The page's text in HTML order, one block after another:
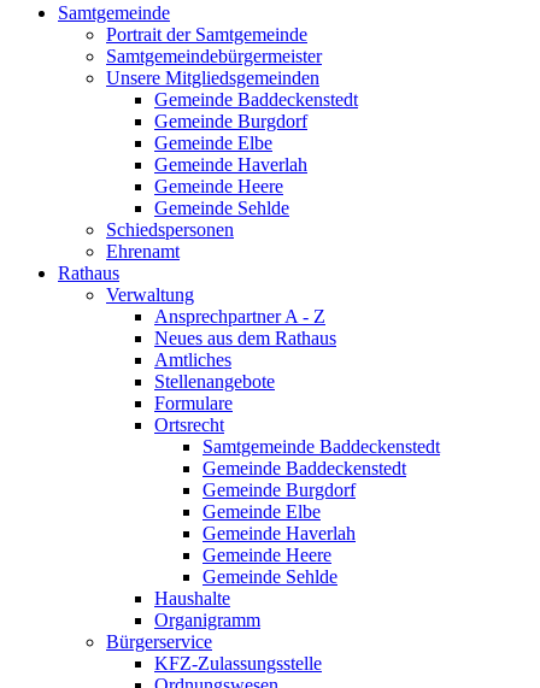
Samtgemeinde
Portrait der Samtgemeinde
Samtgemeindebürgermeister
Unsere Mitgliedsgemeinden
Gemeinde Baddeckenstedt
Gemeinde Burgdorf
Gemeinde Elbe
Gemeinde Haverlah
Gemeinde Heere
Gemeinde Sehlde
Schiedspersonen
Ehrenamt
Rathaus
Verwaltung
Ansprechpartner A - Z
Neues aus dem Rathaus
Amtliches
Stellenangebote
Formulare
Ortsrecht
Samtgemeinde Baddeckenstedt
Gemeinde Baddeckenstedt
Gemeinde Burgdorf
Gemeinde Elbe
Gemeinde Haverlah
Gemeinde Heere
Gemeinde Sehlde
Haushalte
Organigramm
Bürgerservice
KFZ-Zulassungsstelle